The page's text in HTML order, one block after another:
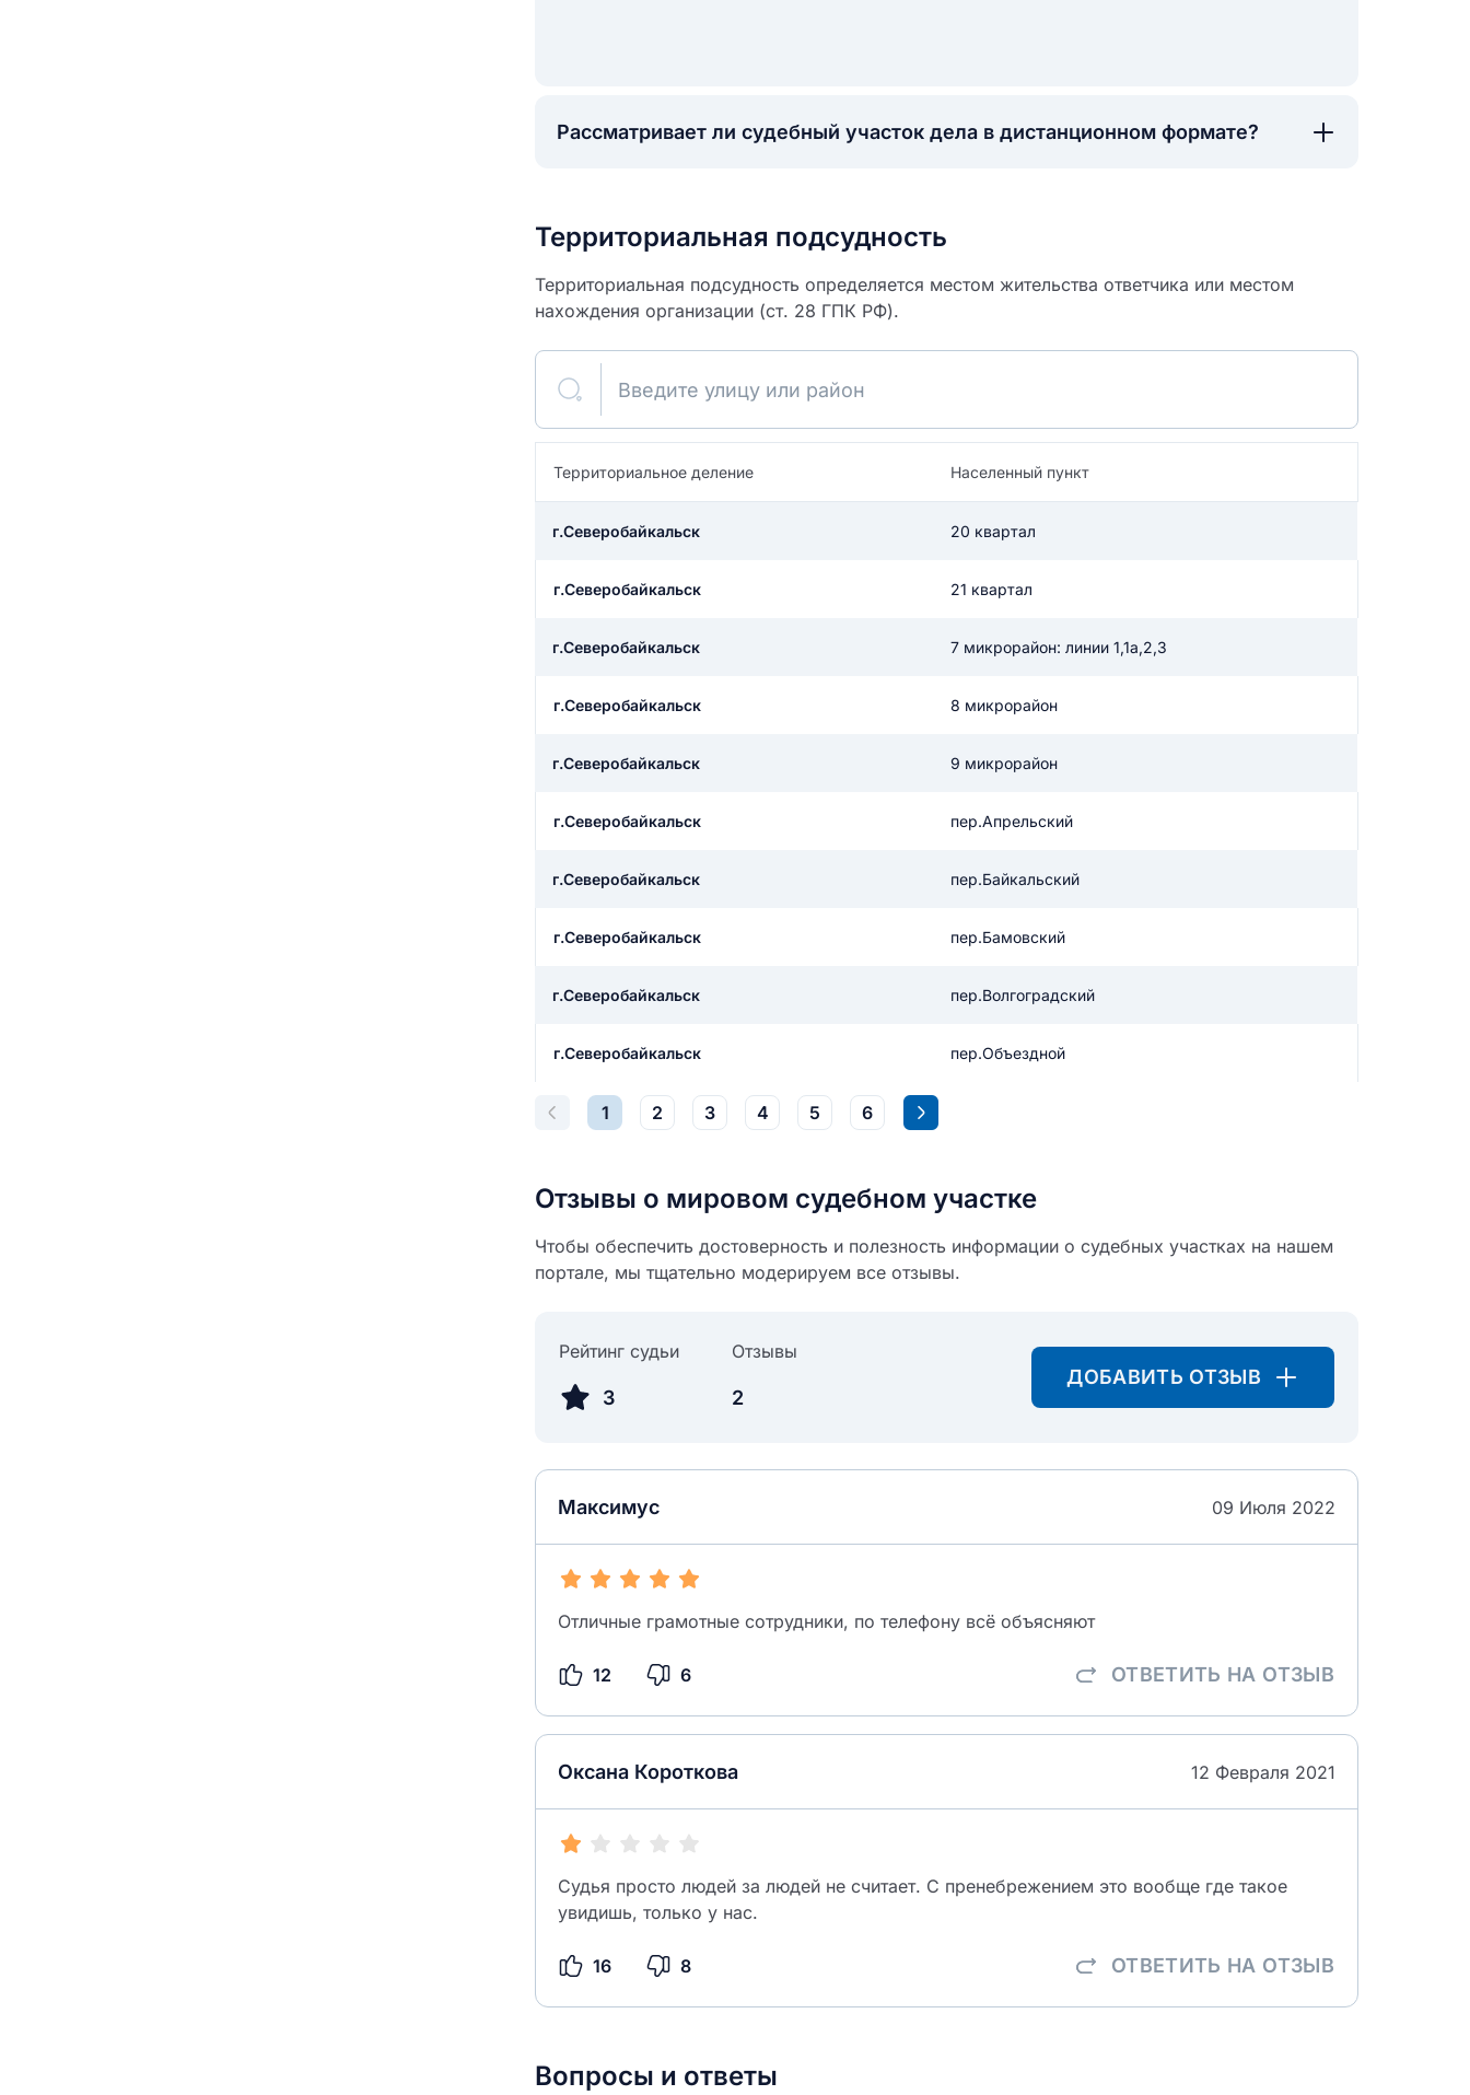
Рассматривает ли судебный участок дела в дистанционном формате?
Территориальная подсудность
Территориальная подсудность определяется местом жительства ответчика или местом
нахождения организации (ст. 28 ГПК РФ).
Введите улицу или район
Территориальное деление Населенный пункт
г.Северобайкальск 20 квартал
г.Северобайкальск 21 квартал
г.Северобайкальск 7 микрорайон: линии 1,1а,2,3
г.Северобайкальск 8 микрорайон
г.Северобайкальск 9 микрорайон
г.Северобайкальск пер.Апрельский
г.Северобайкальск пер.Байкальский
г.Северобайкальск пер.Бамовский
г.Северобайкальск пер.Волгоградский
г.Северобайкальск пер.Объездной
1 2 3 4 5 6
Отзывы о мировом судебном участке
Чтобы обеспечить достоверность и полезность информации о судебных участках на нашем
портале, мы тщательно модерируем все отзывы.
Рейтинг судьи
3
Отзывы
2
ДОБАВИТЬ ОТЗЫВ
Максимус 09 Июля 2022
Отличные грамотные сотрудники, по телефону всё объясняют
12 6 ОТВЕТИТЬ НА ОТЗЫВ
Оксана Короткова 12 Февраля 2021
Судья просто людей за людей не считает. С пренебрежением это вообще где такое
увидишь, только у нас.
16 8 ОТВЕТИТЬ НА ОТЗЫВ
Как вы оцените судебный
разрешить публикацию отзыва
Введите свое имя
ОСТАВИТЬ ОТЗЫВ
Вопросы и ответы
Название населенного пункта
СОХРАНИТЬ